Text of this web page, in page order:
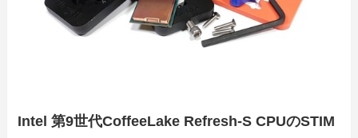
Intel 第9世代CoffeeLake Refresh-S CPUのSTIM